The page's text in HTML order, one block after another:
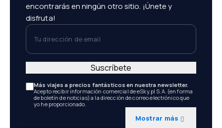
encontrarás en ningún otro sitio. ¡Únete y
disfruta!
Tu dirección de email
Más viajes a precios fantásticos en nuestra newsletter.
Acepto recibir información comercial de eSky.pl S.A. (en forma
de boletín de noticias) a la dirección de correo electrónico que
yo he proporcionado.
Mostrar más
Suscríbete